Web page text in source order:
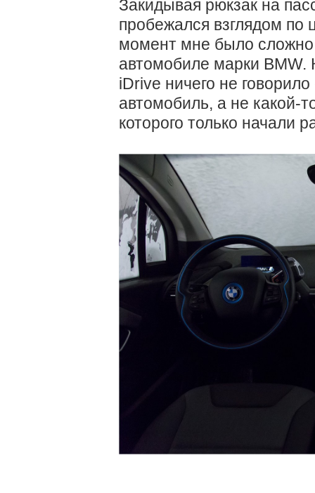
Закидывая рюкзак на
пробежался взглядом по
момент мне было сложно
автомобиле марки
iDrive ничего не
автомобиль, а не какой-
которого только начали